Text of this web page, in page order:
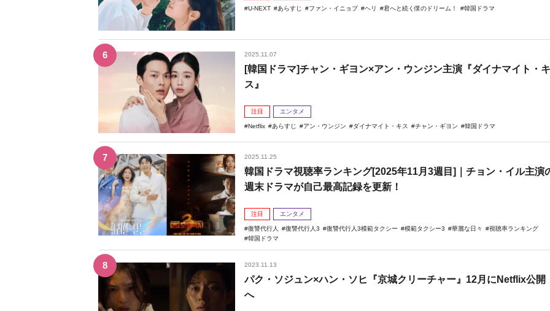
U-NEXT あらすじ ファン・イニョプ ヘリ 君へと続く僕のドリーム！ 韓国ドラマ
2025.11.07
[韓国ドラマ]チャン・ギヨン×アン・ウンジン主演『ダイナマイト・キ
ス』
注目 エンタメ
Netflix あらすじ アン・ウンジン ダイナマイト・キス チャン・ギヨン 韓国ドラマ
2025.11.25
韓国ドラマ視聴率ランキング[2025年11月3週目]｜チョン・イル主演
週末ドラマが自己最高記録を更新！
注目 エンタメ
復讐代行人 復讐代行人3 復讐代行人3模範タクシー 模範タクシー3 華麗な日々
視聴率ランキング
韓国ドラマ
2023.11.13
パク・ソジュン×ハン・ソヒ『京城クリーチャー』12月にNetflix公開
へ